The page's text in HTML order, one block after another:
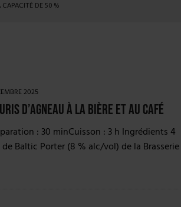
CAPACITÉ DE 50 %
[ÉTUDE]
NO/LOW [ÉTUDE]
2025
d’agneau à la bière et au café
: 30 minCuisson : 3 h Ingrédients 4
de Baltic Porter (8 % alc/vol) de la Brasserie